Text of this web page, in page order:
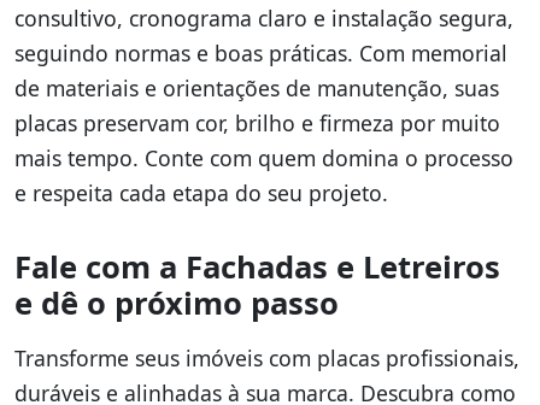
consultivo, cronograma claro e instalação segura,
seguindo normas e boas práticas. Com memorial
de materiais e orientações de manutenção, suas
placas preservam cor, brilho e firmeza por muito
mais tempo. Conte com quem domina o processo
e respeita cada etapa do seu projeto.
Fale com a Fachadas e Letreiros
e dê o próximo passo
Transforme seus imóveis com placas profissionais,
duráveis e alinhadas à sua marca. Descubra como